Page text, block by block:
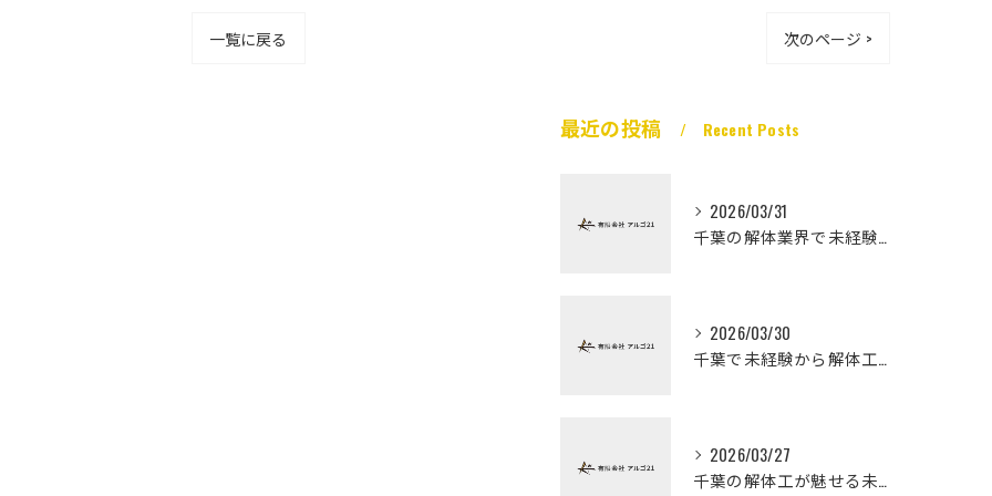
一覧に戻る 次のページ >
最近の投稿 Recent Posts
2026/03/31
千葉の解体業界で未経験から高収入を実現
2026/03/30
千葉で未経験から解体工になる道
2026/03/27
千葉の解体工が魅せる未経験高収入